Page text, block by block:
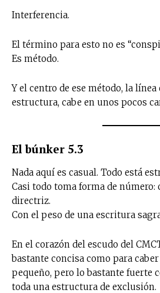
Interferencia.
El término para esto no es
Es método.
Y el centro de ese método, la
estructura, cabe en unos pocos
El búnker 5.3
Nada aquí es casual. Todo está
Casi todo toma forma de número:
directriz.
Con el peso de una escritura
En el corazón del escudo del
bastante concisa como para
pequeño, pero lo bastante fuerte
toda una estructura de exclusión.